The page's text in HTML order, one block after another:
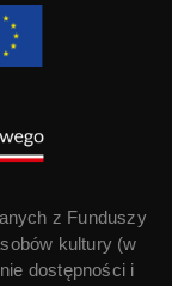
z Funduszy
kultury (w
dostępności i